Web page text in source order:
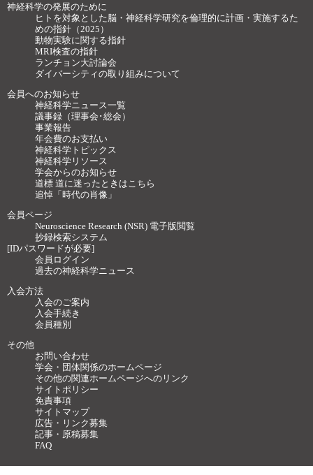
神経科学の発展のために
ヒトを対象とした脳・神経科学研究を倫理的に計画・実施するた
めの指針（2025）
動物実験に関する指針
MRI検査の指針
ランチョン大討論会
ダイバーシティの取り組みについて
会員へのお知らせ
神経科学ニュース一覧
議事録（理事会･総会）
事業報告
年会費のお支払い
神経科学トピックス
神経科学リソース
学会からのお知らせ
道標 道に迷ったときはこちら
追悼「時代の肖像」
会員ページ
Neuroscience Research (NSR) 電子版閲覧
抄録検索システム
[IDパスワードが必要]
会員ログイン
過去の神経科学ニュース
入会方法
入会のご案内
入会手続き
会員種別
その他
お問い合わせ
学会・団体関係のホームページ
その他の関連ホームページへのリンク
サイトポリシー
免責事項
サイトマップ
広告・リンク募集
記事・原稿募集
FAQ